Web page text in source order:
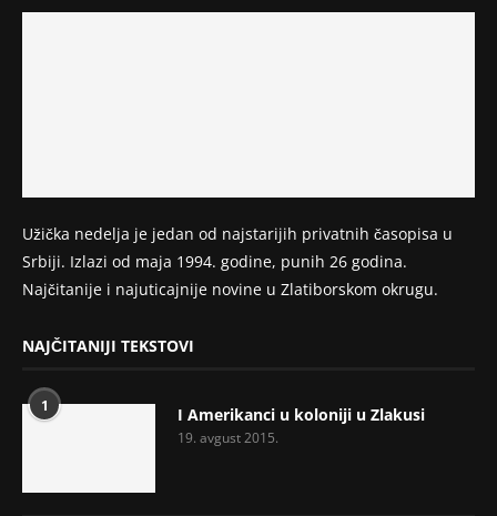
Užička nedelja je jedan od najstarijih privatnih časopisa u
Srbiji. Izlazi od maja 1994. godine, punih 26 godina.
Najčitanije i najuticajnije novine u Zlatiborskom okrugu.
NAJČITANIJI TEKSTOVI
1 I Amerikanci u koloniji u Zlakusi
19. avgust 2015.